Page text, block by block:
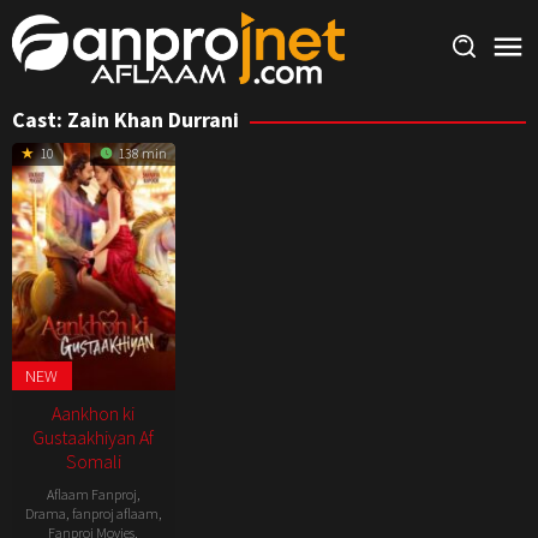
Skip
to
content
Cast: Zain Khan Durrani
10 138 min
NEW
Aankhon ki
Gustaakhiyan Af
Somali
Aflaam Fanproj
Drama fanproj aflaam
Fanproj Movies